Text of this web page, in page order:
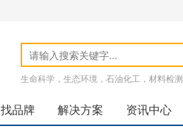
生命科学，生态环境，石油化工，材料检测
找品牌 解决方案 资讯中心